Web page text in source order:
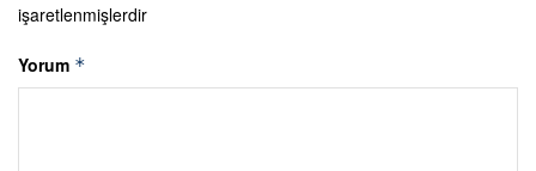
işaretlenmişlerdir
Yorum *